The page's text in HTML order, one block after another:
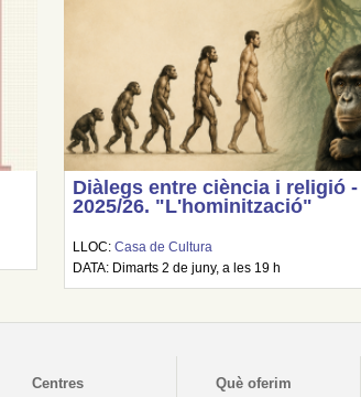
Diàlegs entre ciència i religió
2025/26. "L'hominització"
LLOC:Casa de Cultura
DATA: Dimarts 2 de juny, a les 19 h
Centres Què oferim